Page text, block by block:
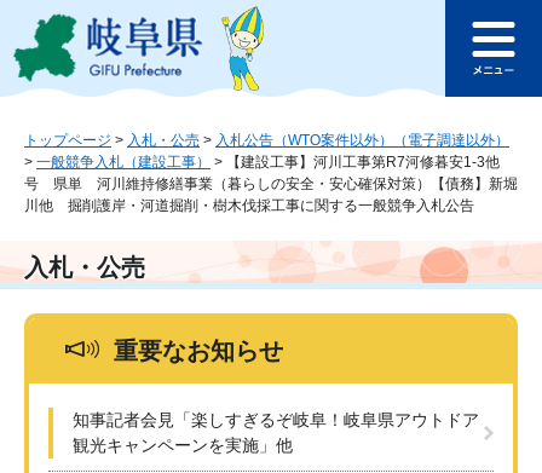
ジ
ュ
文
へ
このページの本文へ
ュ
トップページ > 入札・公売 > 入札公告（WTO案件以外）（電子調達以外）
> 一般競争入札（建設工事） >
【建設工事】河川工事第R7河修暮安1-3他
号 県単 河川維持修繕事業（暮らしの安全・安心確保対策）【債務】新堀
川他 掘削護岸・河道掘削・樹木伐採工事に関する一般競争入札公告
入札・公売
重要なお知らせ
知事記者会見「楽しすぎるぞ岐阜！岐阜県アウトドア
観光キャンペーンを実施」他